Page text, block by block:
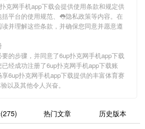
克网手机app下载会提供使用条款和规定供
平台的使用规范、👅隐私政策等内容。在
并理解这些条款，并确保您同意并愿意遵
的步骤，并同意了6up扑克网手机app下载
经成功注册了6up扑克网手机app下载账
6up扑克网手机app下载提供的丰富体育赛
以及其他令人兴奋。
热门文章 历史版本